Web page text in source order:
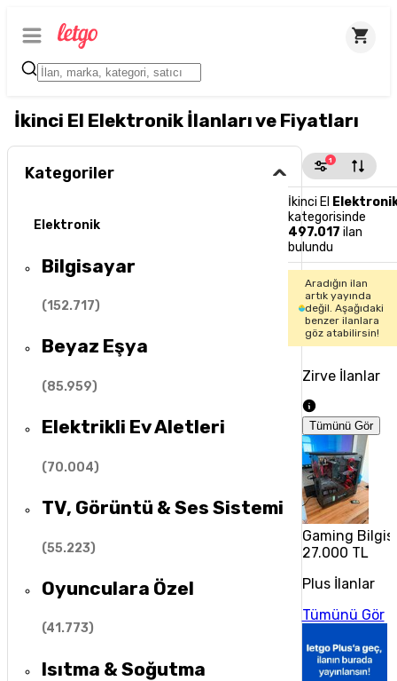
İkinci El Elektronik İlanları ve Fiyatları
Kategoriler
Elektronik
Bilgisayar
(152.717)
Beyaz Eşya
(85.959)
Elektrikli Ev Aletleri
(70.004)
TV, Görüntü & Ses Sistemi
(55.223)
Oyunculara Özel
(41.773)
Isıtma & Soğutma
1
İkinci El
kategorisinde
497.017 ilan
bulundu
Aradığın ilan
artık yayında
değil. Aşağıdaki
benzer ilanlara
göz atabilirsin!
Zirve İlanlar
Tümünü Gör
Gaming
27.000 TL
Plus İlanlar
Tümünü Gör